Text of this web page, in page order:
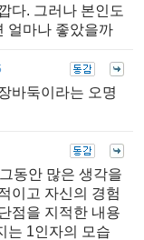
다. 그러나 본인도
얼마나 좋았을까
바둑이라는 오명
동안 많은 생각을
이고 자신의 경험
점을 지적한 내용
는 1인자의 모습